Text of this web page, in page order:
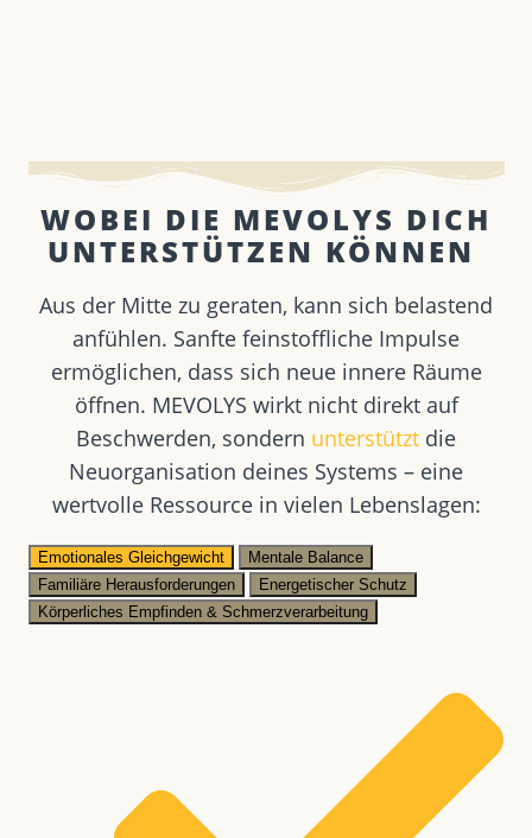
WOBEI DIE MEVOLYS DICH
UNTERSTÜTZEN KÖNNEN ​
Aus der Mitte zu geraten, kann sich belastend
anfühlen. Sanfte feinstoffliche Impulse
ermöglichen, dass sich neue innere Räume
öffnen. MEVOLYS wirkt nicht direkt auf
Beschwerden, sondern unterstützt die
Neuorganisation deines Systems – eine
wertvolle Ressource in vielen Lebenslagen:
Emotionales Gleichgewicht
Mentale Balance
Familiäre Herausforderungen
Energetischer Schutz
Körperliches Empfinden & Schmerzverarbeitung